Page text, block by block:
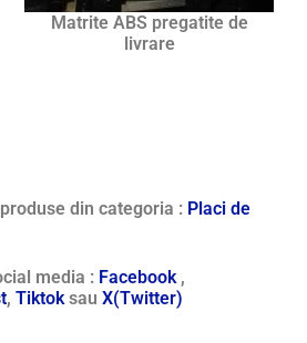
Matrite ABS pregatite de
livrare
din categoria : Placi de
media : Facebook ,
, Tiktok sau X(Twitter)